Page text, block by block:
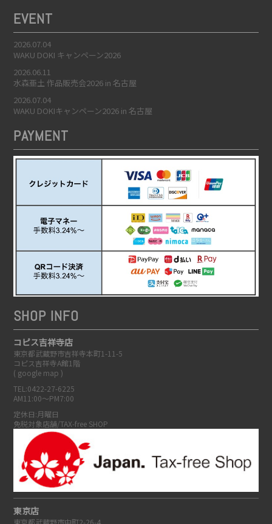
EVENT
2026.07.04
WAKU DOKI キャンペーン2026
2026.06.11
水森亜土 作品販売会2026 in 名古屋
2026.07.04
WAKU DOKIキャンペーン2026 in 名古屋
PAYMENT
SHOP INFO
コピス吉祥寺店
東京都武蔵野市吉祥寺本町1-11-5
コピス吉祥寺A館1階
( google map )
TEL:0422-27-6225
AM11:00～PM7:00
定休日:月曜日
免税対象店舗/TAX-free SHOP
東京店
東京都武蔵野市中町2-26-4